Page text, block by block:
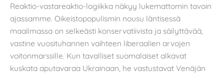
Reaktio-vastareaktio-logiikka näkyy lukemattomin tavoin
ajassamme. Oikeistopopulismin nousu läntisessä
maailmassa on selkeästi konservatiivista ja säilyttävää,
vastine vuosituhannen vaihteen liberaalien arvojen
voitonmarssille. Kun tavalliset suomalaiset alkavat
kuskata aputavaraa Ukrainaan, he vastustavat Venäjän